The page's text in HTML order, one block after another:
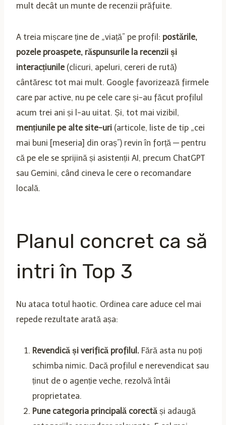
mult decât un munte de recenzii prăfuite.
A treia mișcare ține de „viață” pe profil: postările,
pozele proaspete, răspunsurile la recenzii și
interacțiunile(clicuri, apeluri, cereri de rută)
cântăresc tot mai mult. Google favorizează firmele
care par active, nu pe cele care și-au făcut profilul
acum trei ani și l-au uitat. Și, tot mai vizibil,
mențiunile pe alte site-uri (articole, liste de tip „cei
mai buni [meseria] din oraș”) revin în forță — pentru
că pe ele se sprijină și asistenții AI, precum ChatGPT
sau Gemini, când cineva le cere o recomandare
locală.
Planul concret ca să
intri în Top 3
Nu ataca totul haotic. Ordinea care aduce cel mai
repede rezultate arată așa:
Revendică și verifică profilul. Fără asta nu poți
schimba nimic. Dacă profilul e nerevendicat sau
ținut de o agenție veche, rezolvă întâi
proprietatea.
Pune categoria principală corectă și adaugă